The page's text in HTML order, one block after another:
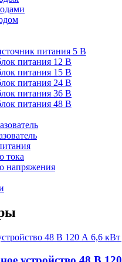
питания 5 В
питания 12 В
питания 15 В
питания 24 В
питания 36 В
питания 48 В
тока
напряжения